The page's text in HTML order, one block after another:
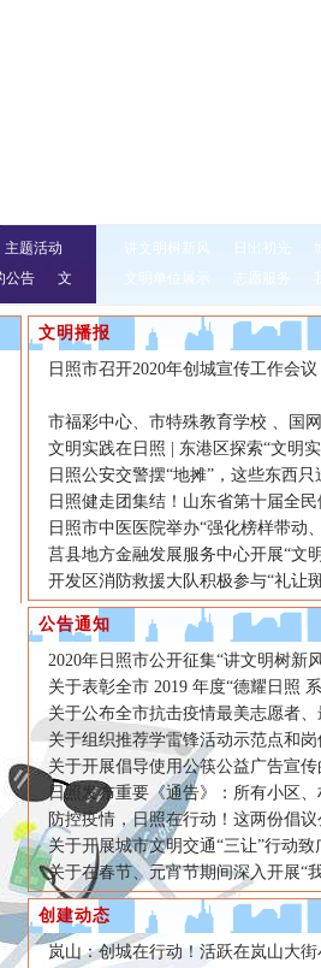
主题活动
公告
文
明行动
讲文明树新风 日出初光
文明单位展示
志愿服务
文明播报
日照市召开2020年创城宣传工作会议
市福彩中心、市特殊教育学校 、国
文明实践在日照 | 东港区探索“文明
日照公安交警摆“地摊”，这些东西只
日照健走团集结！山东省第十届全
日照市中医医院举办“强化榜样带动
莒县地方金融发展服务中心开展“文明
开发区消防救援大队积极参与“礼让
公告通知
2020年日照市公开征集“讲文明树新
关于表彰全市 2019 年度“德耀日照
关于公布全市抗击疫情最美志愿者、
关于组织推荐学雷锋活动示范点和
关于开展倡导使用公筷公益广告宣传
日照发布重要《通告》：所有小区
防控疫情，日照在行动！这两份倡
关于开展城市文明交通“三让”行动致
关于在春节、元宵节期间深入开展“
创建动态
岚山：创城在行动！活跃在岚山大街